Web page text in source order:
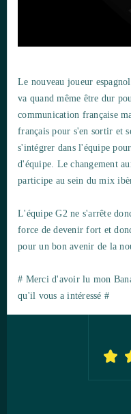
Le nouveau joueur
va quand même être dur
communication française
français pour s'en sortir et
s'intégrer dans l'équipe
d'équipe. Le changement
participe au sein du mix
L'équipe G2 ne s'arrête
force de devenir fort et
pour un bon avenir de la
# Merci d'avoir lu mon
qu'il vous a intéressé #